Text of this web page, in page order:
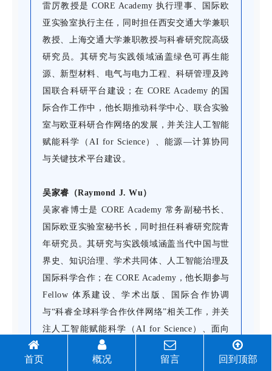
雷厉教授是 CORE Academy 执行理事、国际欧
亚实验室执行主任，同时担任西安交通大学兼职
教授、上海交通大学兼职教授与科睿研究院高级
研究员。其研究与实践领域涵盖绿色可再生能
源、新型材料、电气与电力工程、科研管理及跨
国联合科研平台建设；在 CORE Academy 的国
际合作工作中，他长期推动科学中心、联合实验
室与欧亚科研合作网络的发展，并关注人工智能
赋能科学（AI for Science）、能源—计算协同
与关键技术平台建设。
吴家睿（Raymond J. Wu）
吴家睿博士是 CORE Academy 常务副秘书长、
国际欧亚实验室秘书长，同时担任科睿研究院青
年研究员。其研究与实践领域涵盖当代中国与世
界史、知识治理、学术共同体、人工智能治理及
国际科学合作；在 CORE Academy，他长期参与
Fellow 体系建设、学术出版、国际合作协调
与“科睿全球科学合作伙伴网络”相关工作，并关
注人工智能赋能科学（AI for Science）、面向
人类福祉的人工智能（AI for Humanity）及国际
联合科学平台建设。
首页 概况 留言 回到顶部